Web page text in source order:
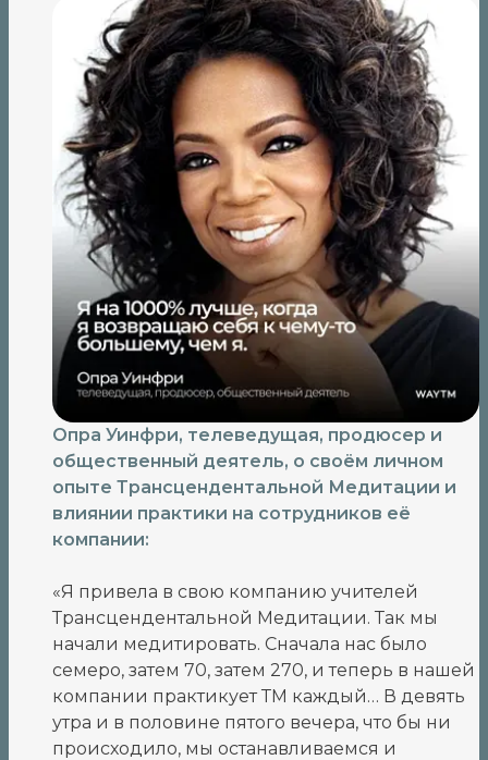
Опра Уинфри, телеведущая, продюсер и
общественный деятель, о своём личном
опыте Трансцендентальной Медитации и
влиянии практики на сотрудников её
компании:
«Я привела в свою компанию учителей
Трансцендентальной Медитации. Так мы
начали медитировать. Сначала нас было
семеро, затем 70, затем 270, и теперь в нашей
компании практикует ТМ каждый… В девять
утра и в половине пятого вечера, что бы ни
происходило, мы останавливаемся и